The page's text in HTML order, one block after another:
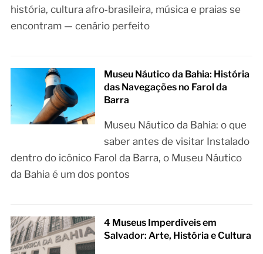
história, cultura afro‑brasileira, música e praias se
encontram — cenário perfeito
Museu Náutico da Bahia: História
das Navegações no Farol da
Barra
Museu Náutico da Bahia: o que
saber antes de visitar Instalado
dentro do icônico Farol da Barra, o Museu Náutico
da Bahia é um dos pontos
4 Museus Imperdíveis em
Salvador: Arte, História e Cultura